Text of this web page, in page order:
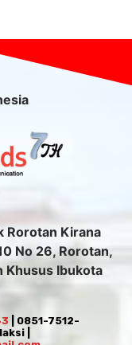
Rorotan Kirana
No 26, Rorotan,
Khusus Ibukota
| 0851-7512-
|